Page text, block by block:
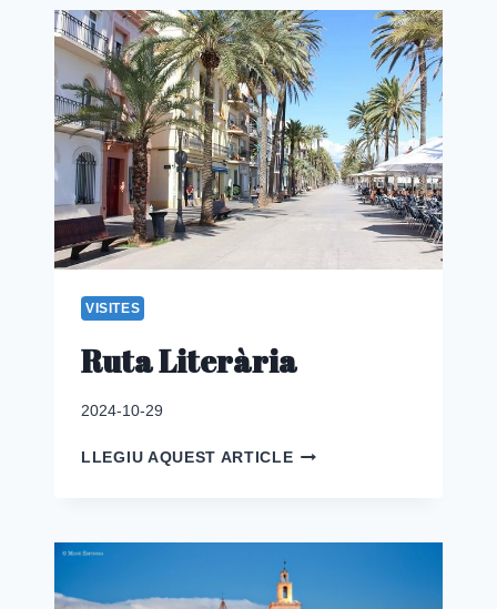
OSONA
VISITES
Ruta Literària
2024-10-29
LLEGIU AQUEST ARTICLERUTA